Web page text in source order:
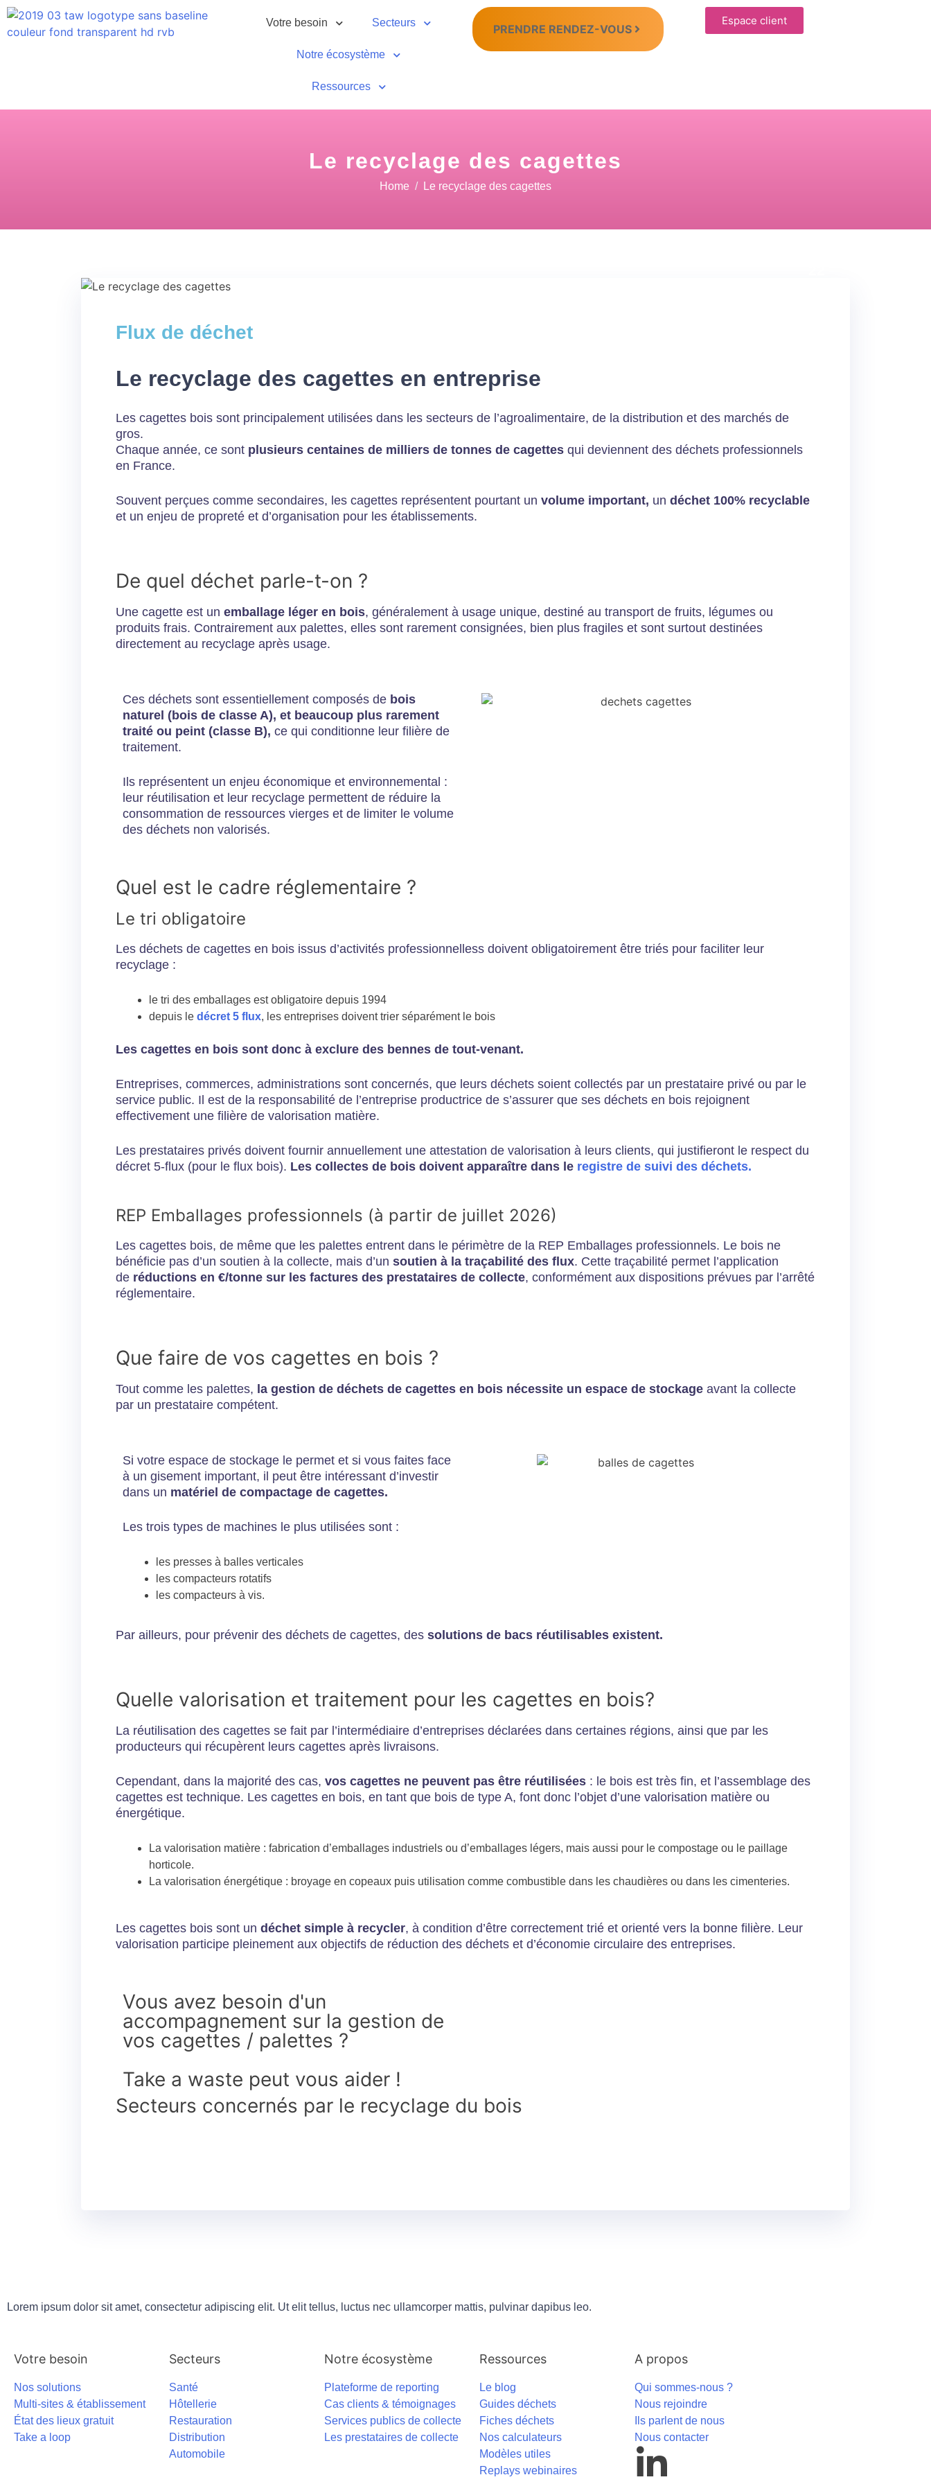
Votre besoin Secteurs
Notre écosystème
Ressources
PRENDRE RENDEZ-VOUS
Espace client
Le recyclage des cagettes
Home Le recyclage des cagettes
Flux de déchet
Le recyclage des cagettes en entreprise
Les cagettes bois sont principalement utilisées dans les secteurs de l’agroalimentaire, de la distribution et des marchés de
gros.
Chaque année, ce sont plusieurs centaines de milliers de tonnes de cagettes qui deviennent des déchets professionnels
en France.
Souvent perçues comme secondaires, les cagettes représentent pourtant un volume important, un déchet 100% recyclable
et un enjeu de propreté et d’organisation pour les établissements.
De quel déchet parle-t-on ?
Une cagette est un emballage léger en bois, généralement à usage unique, destiné au transport de fruits, légumes ou
produits frais. Contrairement aux palettes, elles sont rarement consignées, bien plus fragiles et sont surtout destinées
directement au recyclage après usage.
Ces déchets sont essentiellement composés de bois
naturel (bois de classe A), et beaucoup plus rarement
traité ou peint (classe B), ce qui conditionne leur filière de
traitement.
Ils représentent un enjeu économique et environnemental :
leur réutilisation et leur recyclage permettent de réduire la
consommation de ressources vierges et de limiter le volume
des déchets non valorisés.
Quel est le cadre réglementaire ?
Le tri obligatoire
Les déchets de cagettes en bois issus d’activités professionnelless doivent obligatoirement être triés pour faciliter leur
recyclage :
le tri des emballages est obligatoire depuis 1994
depuis le décret 5 flux, les entreprises doivent trier séparément le bois
Les cagettes en bois sont donc à exclure des bennes de tout-venant.
Entreprises, commerces, administrations sont concernés, que leurs déchets soient collectés par un prestataire privé ou par le
service public. Il est de la responsabilité de l’entreprise productrice de s’assurer que ses déchets en bois rejoignent
effectivement une filière de valorisation matière.
Les prestataires privés doivent fournir annuellement une attestation de valorisation à leurs clients, qui justifieront le respect du
décret 5-flux (pour le flux bois). Les collectes de bois doivent apparaître dans le registre de suivi des déchets.
REP Emballages professionnels (à partir de juillet 2026)
Les cagettes bois, de même que les palettes entrent dans le périmètre de la REP Emballages professionnels. Le bois ne
bénéficie pas d’un soutien à la collecte, mais d’un soutien à la traçabilité des flux. Cette traçabilité permet l’application
de réductions en €/tonne sur les factures des prestataires de collecte, conformément aux dispositions prévues par l’arrêté
réglementaire.
Que faire de vos cagettes en bois ?
Tout comme les palettes, la gestion de déchets de cagettes en bois nécessite un espace de stockage avant la collecte
par un prestataire compétent.
Si votre espace de stockage le permet et si vous faites face
à un gisement important, il peut être intéressant d’investir
dans un matériel de compactage de cagettes.
Les trois types de machines le plus utilisées sont :
les presses à balles verticales
les compacteurs rotatifs
les compacteurs à vis.
Par ailleurs, pour prévenir des déchets de cagettes, des solutions de bacs réutilisables existent.
Quelle valorisation et traitement pour les cagettes en bois?
La réutilisation des cagettes se fait par l’intermédiaire d’entreprises déclarées dans certaines régions, ainsi que par les
producteurs qui récupèrent leurs cagettes après livraisons.
Cependant, dans la majorité des cas, vos cagettes ne peuvent pas être réutilisées : le bois est très fin, et l’assemblage des
cagettes est technique. Les cagettes en bois, en tant que bois de type A, font donc l’objet d’une valorisation matière ou
énergétique.
La valorisation matière : fabrication d’emballages industriels ou d’emballages légers, mais aussi pour le compostage ou le paillage
horticole.
La valorisation énergétique : broyage en copeaux puis utilisation comme combustible dans les chaudières ou dans les cimenteries.
Les cagettes bois sont un déchet simple à recycler, à condition d’être correctement trié et orienté vers la bonne filière. Leur
valorisation participe pleinement aux objectifs de réduction des déchets et d’économie circulaire des entreprises.
Vous avez besoin d'un
accompagnement sur la gestion de
vos cagettes / palettes ?
Take a waste peut vous aider !
Secteurs concernés par le recyclage du bois
Lorem ipsum dolor sit amet, consectetur adipiscing elit. Ut elit tellus, luctus nec ullamcorper mattis, pulvinar dapibus leo.
Votre besoin
Nos solutions
Multi-sites & établissement
État des lieux gratuit
Take a loop
Secteurs
Santé
Hôtellerie
Restauration
Distribution
Automobile
Notre écosystème
Plateforme de reporting
Cas clients & témoignages
Services publics de collecte
Les prestataires de collecte
Ressources
Le blog
Guides déchets
Fiches déchets
Nos calculateurs
Modèles utiles
Replays webinaires
A propos
Qui sommes-nous ?
Nous rejoindre
Ils parlent de nous
Nous contacter